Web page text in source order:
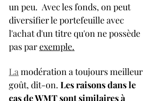
un peu.  Avec les fonds, on peut
diversifier le portefeuille avec
l'achat d'un titre qu'on ne possède
pas par exemple.
La modération a toujours meilleur
goût, dit-on. Les raisons dans le
cas de WMT sont similaires à